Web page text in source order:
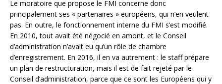
Le moratoire que propose le FMI concerne donc
principalement ses « partenaires » européens, qui n’en veulent
pas. En outre, le fonctionnement interne du FMI s’est modifié.
En 2010, tout avait été négocié en amont, et le Conseil
d’administration n’avait eu qu’un rôle de chambre
d’enregistrement. En 2016, il en va autrement : le staff prépare
un plan de restructuration, mais il est de fait rejeté par le
Conseil d’administration, parce que ce sont les Européens qui y